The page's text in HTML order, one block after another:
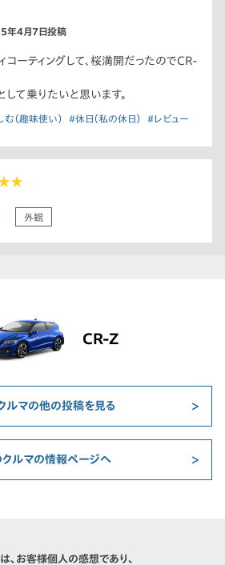
4月7日投稿
コーティングして、桜満開だったのでCR-
て乗りたいと思います。
（趣味使い） #休日（私の休日） #レビュー
外観
CR-Z
ルマの他の投稿を見る
クルマの情報ページへ
、お客様個人の感想であり、